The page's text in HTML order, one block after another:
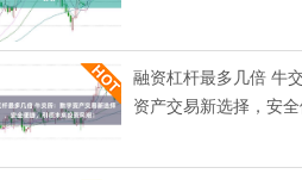
融资杠杆最多几倍 牛
资产交易新选择，安全